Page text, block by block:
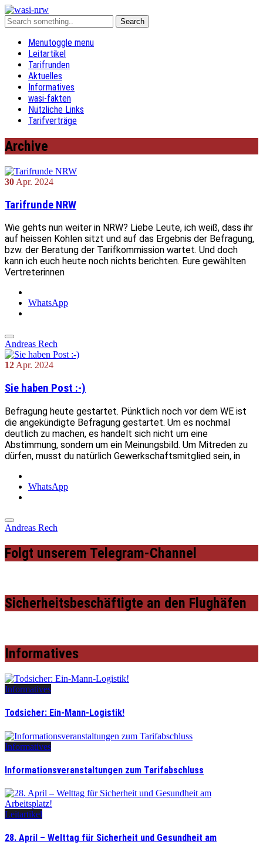
Menutoggle menu
Leitartikel
Tarifrunden
Aktuelles
Informatives
wasi-fakten
Nützliche Links
Tarifverträge
Archive
30 Apr. 2024
Tarifrunde NRW
Wie gehts nun weiter in NRW? Liebe Leute, ich weiß, dass ihr
auf heissen Kohlen sitzt und auf das Ergebnis der Befragung,
bzw. der Beratung der Tarifkommission wartet. Und doch
kann ich euch heute noch nichts berichten. Eure gewählten
Vertreterinnen
WhatsApp
Andreas Rech
12 Apr. 2024
Sie haben Post :-)
Befragung heute gestartet. Pünktlich noch vor dem WE ist
die angekündigte Befragung gestartet. Um es nochmal
deutlich zu machen, es handelt sich nicht um eine
Abstimmung, sondern um ein Meinungsbild. Um Mitreden zu
dürfen, musst du natürlich Gewerkschaftsmitglied sein, in
WhatsApp
Andreas Rech
Folgt unserem Telegram-Channel
Sicherheitsbeschäftigte an den Flughäfen
Informatives
Informatives
Todsicher: Ein-Mann-Logistik!
Informatives
Informationsveranstaltungen zum Tarifabschluss
Leitartikel
28. April – Welttag für Sicherheit und Gesundheit am